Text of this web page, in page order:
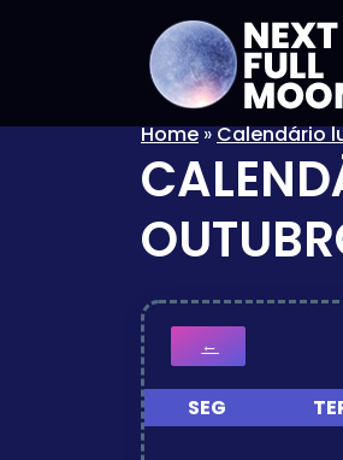
Home»Calendário
←
SEG